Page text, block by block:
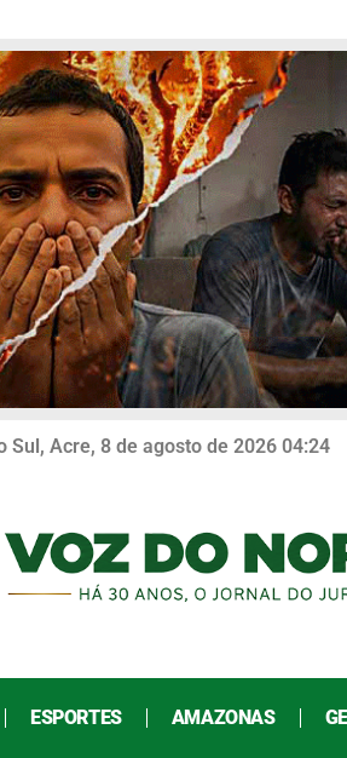
Sul, Acre, 8 de agosto de 2026 04:24
ESPORTES AMAZONAS